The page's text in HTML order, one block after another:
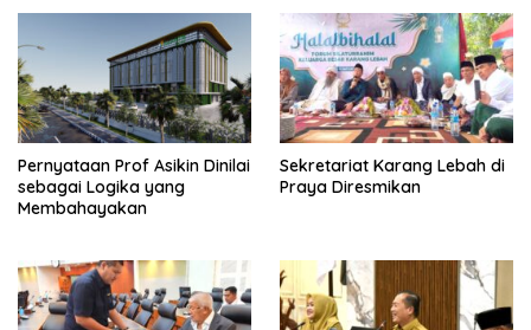
Pernyataan Prof Asikin Dinilai
sebagai Logika yang
Membahayakan
Sekretariat Karang Lebah di
Praya Diresmikan